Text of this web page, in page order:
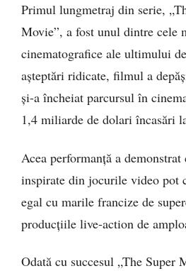
Primul lungmetraj din serie,
Movie”, a fost unul dintre cele
cinematografice ale ultimului
așteptări ridicate, filmul a
și-a încheiat parcursul în
1,4 miliarde de dolari încasări
Acea performanță a demonstrat
inspirate din jocurile video pot
egal cu marile francize de
producțiile live-action de
Odată cu succesul „The Super